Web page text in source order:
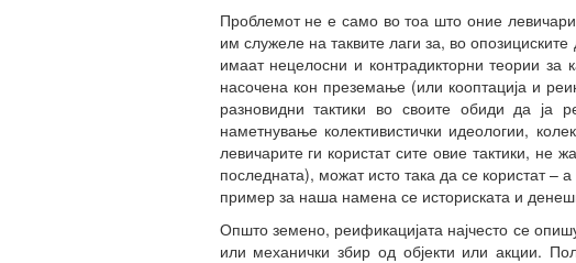
Проблемот не е само во тоа што оние
им служеле на таквите лаги за, во
имаат нецелосни и контрадикторни теории за
насочена кон преземање (или кооптација и
разновидни тактики во своите обиди да ја
наметнување колективистички идеологии,
левичарите ги користат сите овие тактики, не
последната), можат исто така да се користат –
пример за наша намена се историската и
Општо земено, реификацијата најчесто се
или механички збир од објекти или акции.